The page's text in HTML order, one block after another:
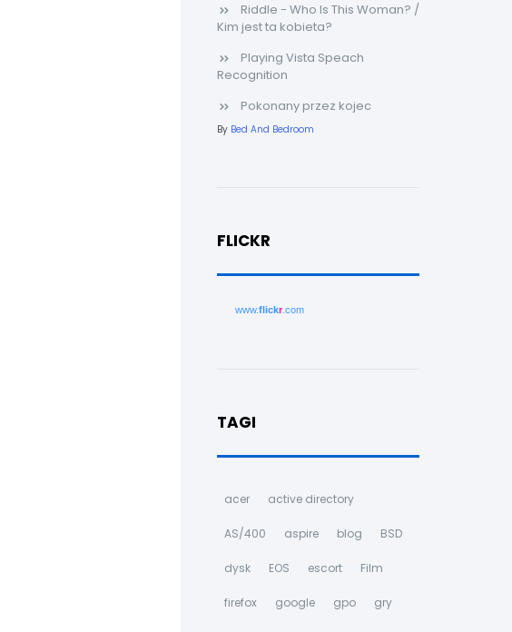
Riddle - Who Is This Woman? /
Kim jest ta kobieta?
Playing Vista Speach
Recognition
Pokonany przez kojec
By Bed And Bedroom
FLICKR
www.flickr .com
TAGI
acer active directory
AS/400 aspire blog BSD
dysk EOS escort Film
firefox google gpo gry